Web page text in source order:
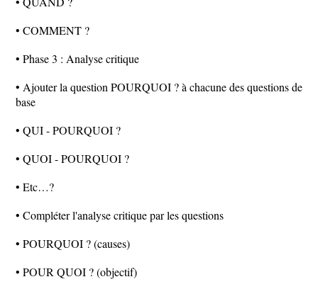
• COMMENT ?
• Phase 3 : Analyse critique
• Ajouter la question POURQUOI ? à chacune des questions de
base
• QUI - POURQUOI ?
• QUOI - POURQUOI ?
• Etc…?
• Compléter l'analyse critique par les questions
• POURQUOI ? (causes)
• POUR QUOI ? (objectif)